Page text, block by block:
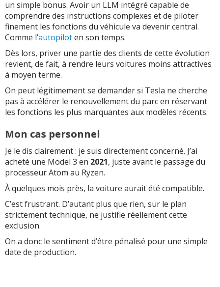
un simple bonus. Avoir un LLM intégré capable de
comprendre des instructions complexes et de piloter
finement les fonctions du véhicule va devenir central.
Comme l’autopiloten son temps.
Dès lors, priver une partie des clients de cette évolution
revient, de fait, à rendre leurs voitures moins attractives
à moyen terme.
On peut légitimement se demander si Tesla ne cherche
pas à accélérer le renouvellement du parc en réservant
les fonctions les plus marquantes aux modèles récents.
Mon cas personnel
Je le dis clairement : je suis directement concerné. J’ai
acheté une Model 3 en 2021, juste avant le passage du
processeur Atom au Ryzen.
À quelques mois près, la voiture aurait été compatible.
C’est frustrant. D’autant plus que rien, sur le plan
strictement technique, ne justifie réellement cette
exclusion.
On a donc le sentiment d’être pénalisé pour une simple
date de production.